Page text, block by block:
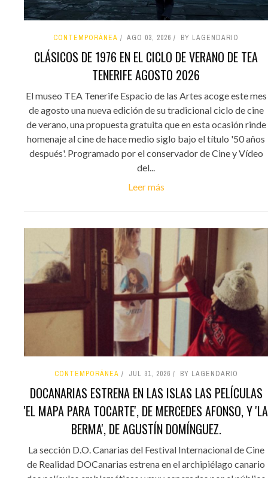
CONTEMPORÁNEA AGO 03, 2026 BY LAGENDARIO
CLÁSICOS DE 1976 EN EL CICLO DE VERANO DE TEA
TENERIFE AGOSTO 2026
El museo TEA Tenerife Espacio de las Artes acoge este mes
de agosto una nueva edición de su tradicional ciclo de cine
de verano, una propuesta gratuita que en esta ocasión rinde
homenaje al cine de hace medio siglo bajo el título '50 años
después'. Programado por el conservador de Cine y Vídeo
del...
Leer más
CONTEMPORÁNEA JUL 31, 2026 BY LAGENDARIO
DOCANARIAS ESTRENA EN LAS ISLAS LAS PELÍCULAS
'EL MAPA PARA TOCARTE', DE MERCEDES AFONSO, Y 'LA
BERMA', DE AGUSTÍN DOMÍNGUEZ.
La sección D.O. Canarias del Festival Internacional de Cine
de Realidad DOCanarias estrena en el archipiélago canario